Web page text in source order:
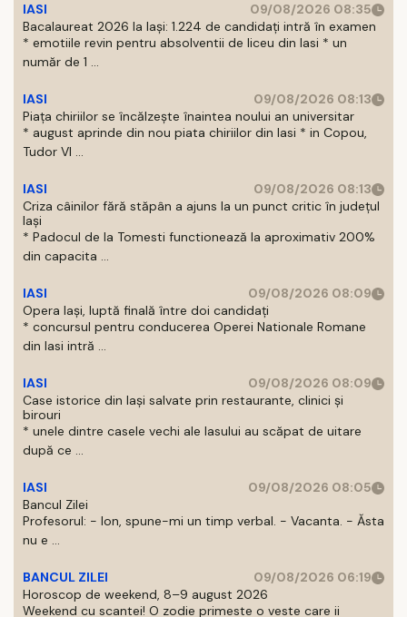
IASI
09/08/2026 08:35
Bacalaureat 2026 la Iași: 1.224 de candidați intră în examen
* emotiile revin pentru absolventii de liceu din Iasi * un
număr de 1 ...
IASI
09/08/2026 08:13
Piața chiriilor se încălzește înaintea noului an universitar
* august aprinde din nou piata chiriilor din Iasi * in Copou,
Tudor Vl ...
IASI
09/08/2026 08:13
Criza câinilor fără stăpân a ajuns la un punct critic în județul
Iași
* Padocul de la Tomesti functionează la aproximativ 200%
din capacita ...
IASI
09/08/2026 08:09
Opera Iași, luptă finală între doi candidați
* concursul pentru conducerea Operei Nationale Romane
din Iasi intră ...
IASI
09/08/2026 08:09
Case istorice din Iași salvate prin restaurante, clinici și
birouri
* unele dintre casele vechi ale Iasului au scăpat de uitare
după ce ...
IASI
09/08/2026 08:05
Bancul Zilei
Profesorul: - Ion, spune-mi un timp verbal. - Vacanta. - Ăsta
nu e ...
BANCUL ZILEI
09/08/2026 06:19
Horoscop de weekend, 8–9 august 2026
Weekend cu scantei! O zodie primeste o veste care ii